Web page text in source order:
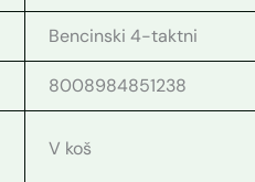
Bencinski 4-taktni
8008984851238
V koš